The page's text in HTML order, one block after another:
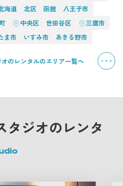
海道 北区 函館
八王子市
中央区 世田谷区
三鷹市
ま市 いすみ市 あきる野市
のレンタルのエリア一覧へ
タジオのレンタ